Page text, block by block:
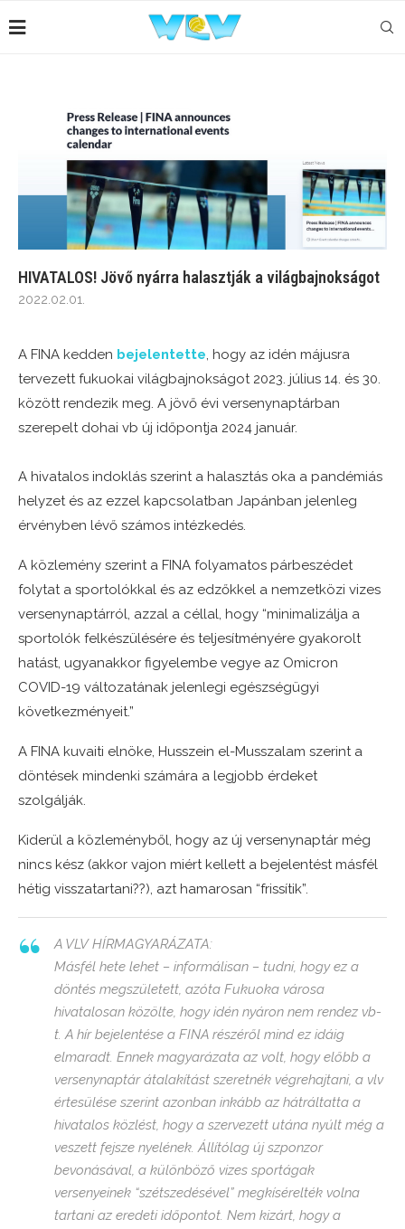
HIVATALOS! Jövő nyárra halasztják a világbajnokságot
2022.02.01.
A FINA kedden bejelentette, hogy az idén májusra
tervezett fukuokai világbajnokságot 2023. július 14. és 30.
között rendezik meg. A jövő évi versenynaptárban
szerepelt dohai vb új időpontja 2024 január.
A hivatalos indoklás szerint a halasztás oka a pandémiás
helyzet és az ezzel kapcsolatban Japánban jelenleg
érvényben lévő számos intézkedés.
A közlemény szerint a FINA folyamatos párbeszédet
folytat a sportolókkal és az edzőkkel a nemzetközi vizes
versenynaptárról, azzal a céllal, hogy “minimalizálja a
sportolók felkészülésére és teljesítményére gyakorolt ​​
hatást, ugyanakkor figyelembe vegye az Omicron
COVID-19 változatának jelenlegi egészségügyi
következményeit.”
A FINA kuvaiti elnöke, Husszein el-Musszalam szerint a
döntések mindenki számára a legjobb érdeket
szolgálják.
Kiderül a közleményből, hogy az új versenynaptár még
nincs kész (akkor vajon miért kellett a bejelentést másfél
hétig visszatartani??), azt hamarosan “frissítik”.
A VLV HÍRMAGYARÁZATA:
Másfél hete lehet – informálisan – tudni, hogy ez a
döntés megszületett, azóta Fukuoka városa
hivatalosan közölte, hogy idén nyáron nem rendez vb-
t. A hír bejelentése a FINA részéről mind ez idáig
elmaradt. Ennek magyarázata az volt, hogy előbb a
versenynaptár átalakítást szeretnék végrehajtani, a vlv
értesülése szerint azonban inkább az hátráltatta a
hivatalos közlést, hogy a szervezett utána nyúlt még a
veszett fejsze nyelének. Állítólag új szponzor
bevonásával, a különböző vizes sportágak
versenyeinek “szétszedésével” megkísérelték volna
tartani az eredeti időpontot. Nem kizárt, hogy a